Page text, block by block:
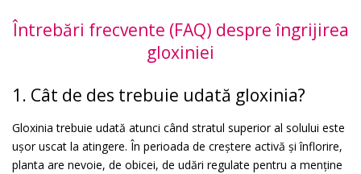
Întrebări frecvente (FAQ) despre îngrijirea
gloxiniei
1. Cât de des trebuie udată gloxinia?
Gloxinia trebuie udată atunci când stratul superior al solului este
ușor uscat la atingere. În perioada de creștere activă și înflorire,
planta are nevoie, de obicei, de udări regulate pentru a menține